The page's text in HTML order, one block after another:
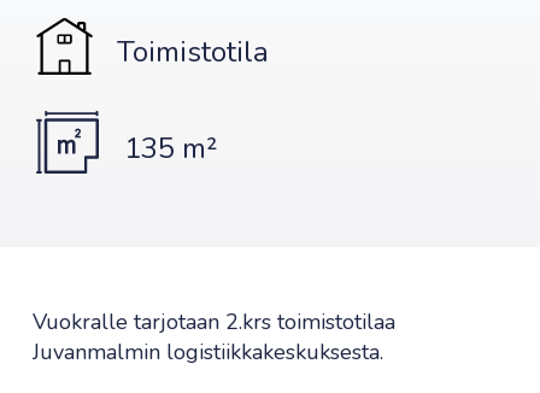
Toimistotila
135 m²
Vuokralle tarjotaan 2.krs toimistotilaa
Juvanmalmin logistiikkakeskuksesta.